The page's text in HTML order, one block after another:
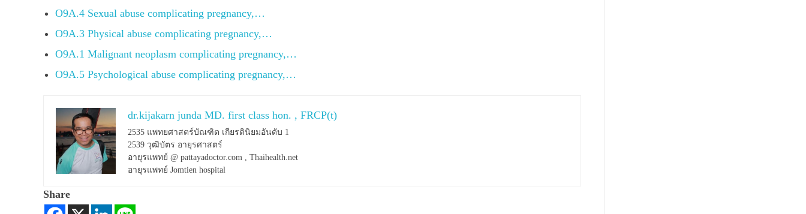
O9A.4 Sexual abuse complicating pregnancy,…
O9A.3 Physical abuse complicating pregnancy,…
O9A.1 Malignant neoplasm complicating pregnancy,…
O9A.5 Psychological abuse complicating pregnancy,…
dr.kijakarn junda MD. first class hon. , FRCP(t)
2535 แพทยศาสตร์บัณฑิต เกียรตินิยมอันดับ 1
2539 วุฒิบัตร อายุรศาสตร์
อายุรแพทย์ @ pattayadoctor.com , Thaihealth.net
อายุรแพทย์ Jomtien hospital
Share